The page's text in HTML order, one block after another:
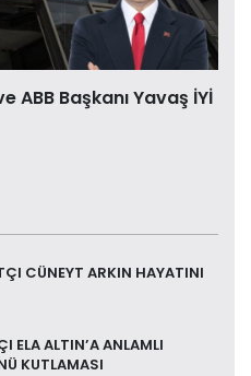
ABB Başkanı Yavaş İYİ
CÜNEYT ARKIN HAYATINI
ELA ALTIN’A ANLAMLI
KUTLAMASI